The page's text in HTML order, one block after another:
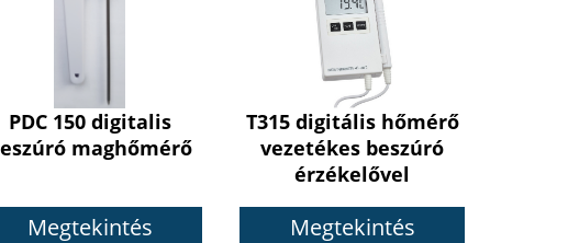
PDC 150 digitalis
maghőmérő
Megtekintés
T315 digitális hőmérő
vezetékes beszúró
érzékelővel
Megtekintés